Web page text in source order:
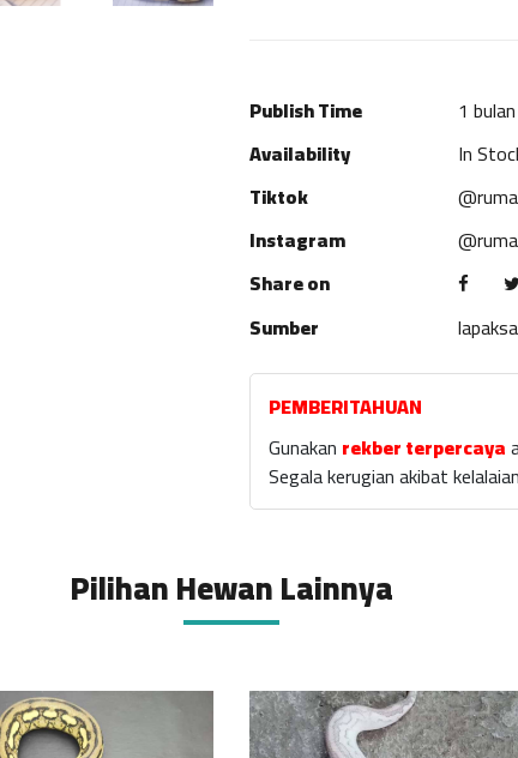
Publish Time
1
Availability
In
Tiktok
Instagram
Share on
Sumber
PEMBERITAHUAN
Gunakan rekber terpercaya
Segala kerugian akibat
Pilihan Hewan Lainnya